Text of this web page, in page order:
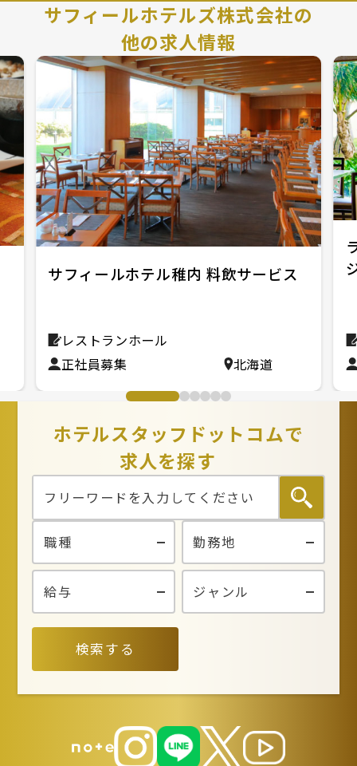
サフィールホテルズ株式会社の
他の求人情報
サフィールホテル稚内 料飲サービス
レストランホール
正社員募集
北海道
ホテルスタッフドットコムで
求人を探す
検索する